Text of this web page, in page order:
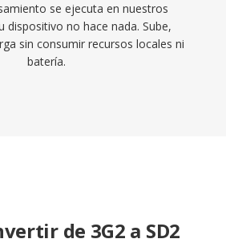
se ejecuta en nuestros
no hace nada. Sube,
sin consumir recursos locales ni
batería.
de 3G2 a SD2